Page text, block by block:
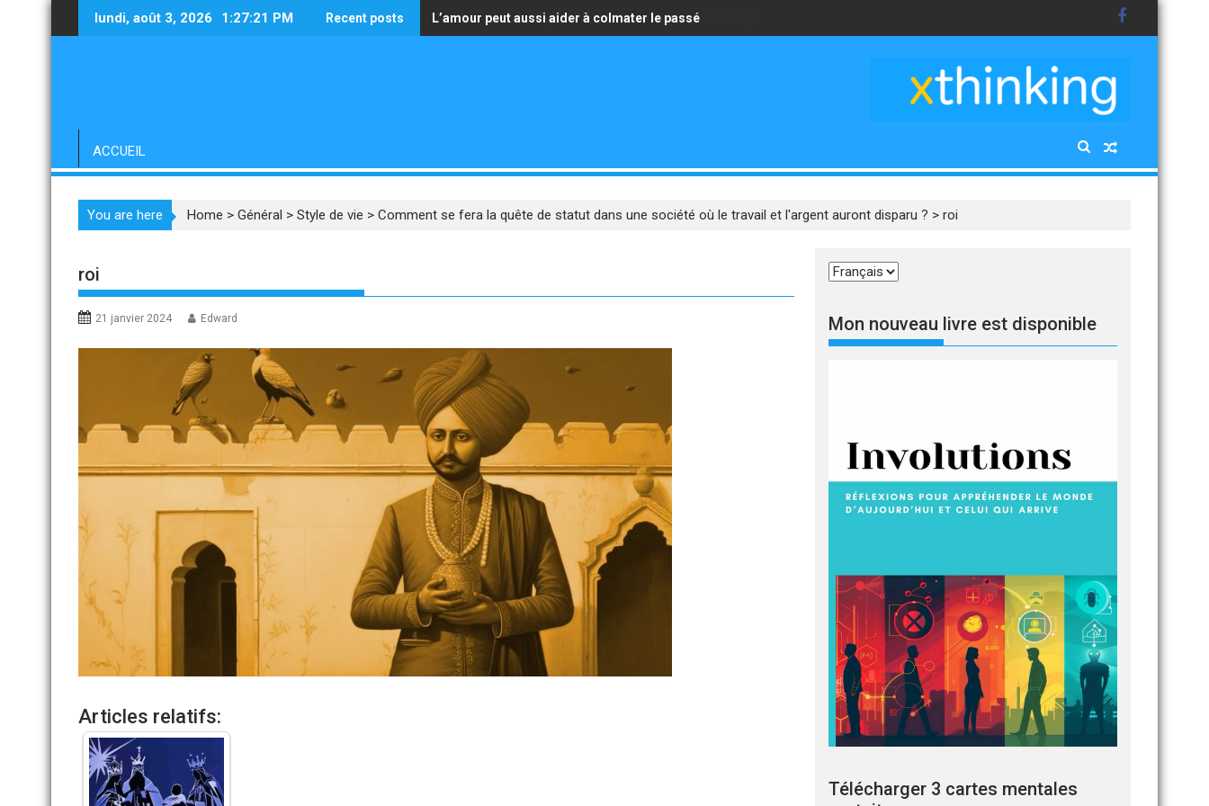
lundi, août 3, 2026 1:27:22 PM Recent posts L’amour peut aussi aider à colmater le passé
La seule richesse qui vaille est celle d’avoir un cœur pur
ACCUEIL
You are here Home > Général > Style de vie > Comment se fera la quête de statut dans une société où le travail et l'argent auront disparu ? > roi
roi
21 janvier 2024 Edward
Articles relatifs:
Choisir
langue
Mon nouveau livre est disponible
Télécharger 3 cartes mentales